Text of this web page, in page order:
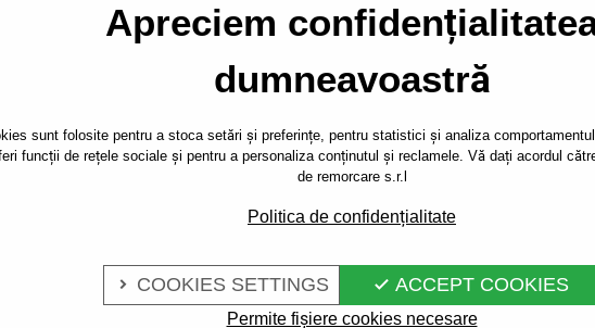
Apreciem
dumneavoastră
sunt folosite pentru a stoca setări și preferințe, pentru statistici și analiza
funcții de rețele sociale și pentru a personaliza conținutul și reclamele. Vă dați acordul
de remorcare s.r.l
Politica de confidențialitate
 COOKIES SETTINGS  ACCEPT COOKIES
Permite fișiere cookies necesare
2005 - 2013
TOLEDO - 5uşi, (5 P2) - sistem demontabil vertical cu cheie - din 2005 do
PENTRU
(5 P2) - SISTEM
CU CHEIE -
Referinta:
Cârlig de remorcare cu
autoturism SEAT - typ:
Descrierea completă a